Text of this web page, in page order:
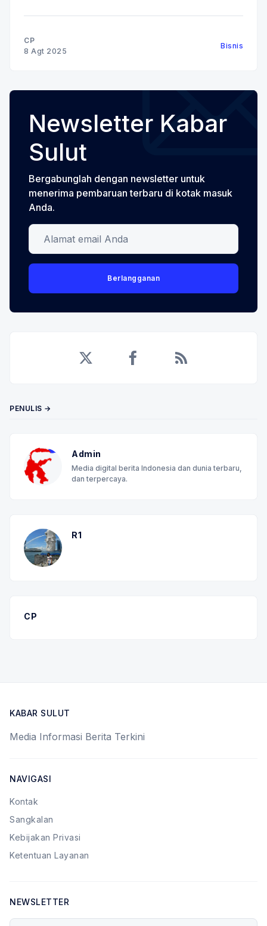
Megah Mahligai. Program ini dirancang untuk
CP
8 Agt 2025
Bisnis
Newsletter Kabar
Sulut
Bergabunglah dengan newsletter untuk
menerima pembaruan terbaru di kotak masuk
Anda.
Alamat email Anda
Berlangganan
PENULIS →
Admin
Media digital berita Indonesia dan dunia terbaru,
dan terpercaya.
R1
CP
KABAR SULUT
Media Informasi Berita Terkini
NAVIGASI
Kontak
Sangkalan
Kebijakan Privasi
Ketentuan Layanan
NEWSLETTER